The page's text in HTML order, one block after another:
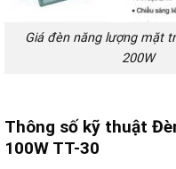
Giá đèn năng lượng mặt
200W
Thông số kỹ thuật
100W TT-30